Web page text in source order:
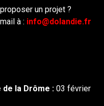
un projet ?
à : info@dolandie.fr
la Drôme : 03 février